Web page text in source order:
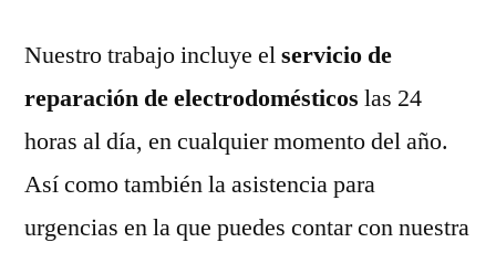
Nuestro trabajo incluye elservicio de
reparación de electrodomésticos las 24
horas al día, en cualquier momento del año.
Así como también la asistencia para
urgencias en la que puedes contar con nuestra